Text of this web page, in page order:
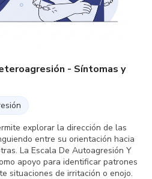
- Síntomas y
explorar la dirección de las
entre su orientación hacia
La Escala De Autoagresión Y
apoyo para identificar patrones
situaciones de irritación o enojo.